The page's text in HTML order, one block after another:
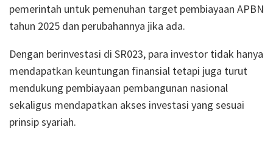
pemerintah untuk pemenuhan target pembiayaan APBN
tahun 2025 dan perubahannya jika ada.
Dengan berinvestasi di SR023, para investor tidak hanya
mendapatkan keuntungan finansial tetapi juga turut
mendukung pembiayaan pembangunan nasional
sekaligus mendapatkan akses investasi yang sesuai
prinsip syariah.